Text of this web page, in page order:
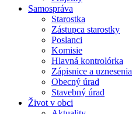
Samospráva
Starostka
Zástupca starostky
Poslanci
Komisie
Hlavná kontrolórka
Zápisnice a uznesenia
Obecný úrad
Stavebný úrad
Život v obci